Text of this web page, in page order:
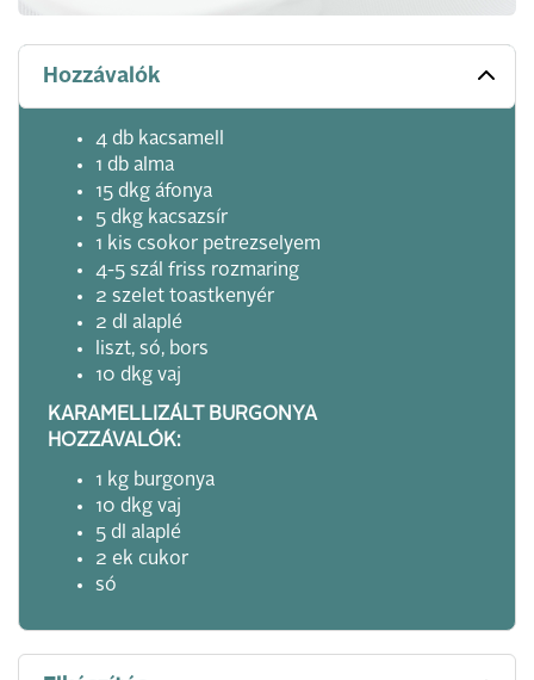
Hozzávalók
4 db kacsamell
1 db alma
15 dkg áfonya
5 dkg kacsazsír
1 kis csokor petrezselyem
4-5 szál friss rozmaring
2 szelet toastkenyér
2 dl alaplé
liszt, só, bors
10 dkg vaj
KARAMELLIZÁLT BURGONYA
HOZZÁVALÓK:
1 kg burgonya
10 dkg vaj
5 dl alaplé
2 ek cukor
só